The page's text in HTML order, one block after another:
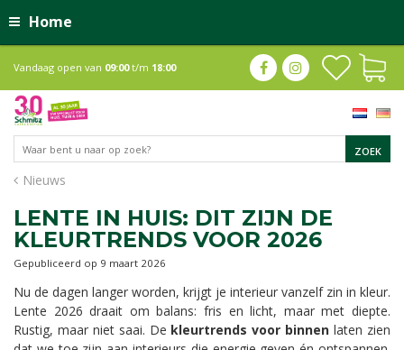
Home
Nieuws
Vandaag open van 09:00t/m 18:00
LENTE IN HUIS: DIT ZIJN DE
KLEURTRENDS VOOR 2026
Gepubliceerd op 9 maart 2026
Nu de dagen langer worden, krijgt je interieur vanzelf zin in kleur.
Lente 2026 draait om balans: fris en licht, maar met diepte.
Rustig, maar niet saai. De kleurtrends voor binnen laten zien